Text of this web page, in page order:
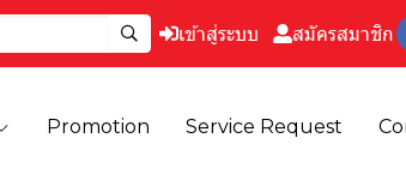
เข้าสู่ระบบ สมัครสมาชิก
Promotion Service Request